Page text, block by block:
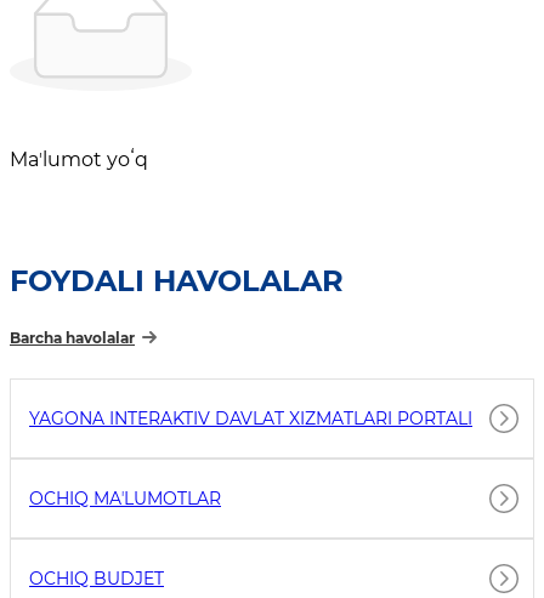
Maʼlumot yoʻq
FOYDALI HAVOLALAR
Barcha havolalar
YAGONA INTERAKTIV DAVLAT XIZMATLARI PORTALI
OCHIQ MAʼLUMOTLAR
OCHIQ BUDJET